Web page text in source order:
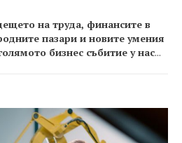
на труда, финансите в
пазари и новите умения
бизнес събитие у нас...